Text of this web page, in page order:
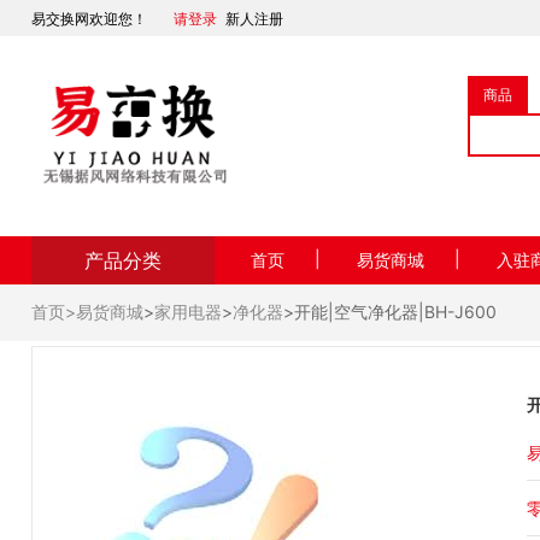
易交换网欢迎您！ 请登录 新人注册
商品
产品分类 首页 易货商城 入驻
首页>易货商城>家用电器>净化器>开能|空气净化器|BH-J600